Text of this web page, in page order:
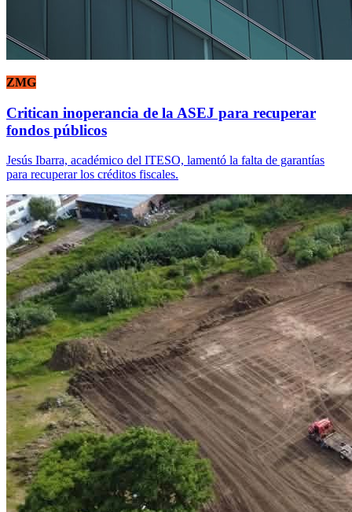
ZMG
Critican inoperancia de la ASEJ para recuperar
fondos públicos
Jesús Ibarra, académico del ITESO, lamentó la falta de garantías
para recuperar los créditos fiscales.